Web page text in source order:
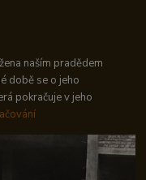
naším pradědem
době se o jeho
pokračuje v jeho